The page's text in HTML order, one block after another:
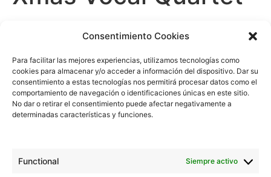
Consentimiento Cookies
Para facilitar las mejores experiencias, utilizamos tecnologías como
cookies para almacenar y/o acceder a información del dispositivo. Dar su
consentimiento a estas tecnologías nos permitirá procesar datos como el
comportamiento de navegación o identificaciones únicas en este sitio.
No dar o retirar el consentimiento puede afectar negativamente a
determinadas características y funciones.
Functional Siempre activo
diciembre 12, 2025
/20:00-21:00
Circuit de Catalunya
Añadir al calendario